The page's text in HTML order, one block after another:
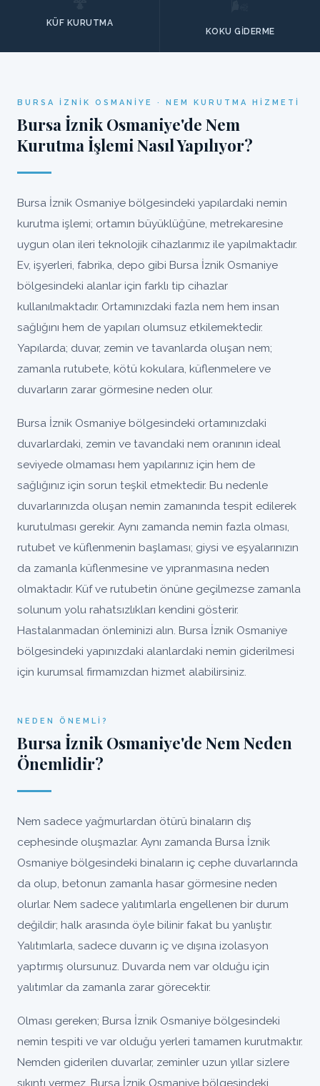
KÜF KURUTMA
KOKU GIDERME
BURSA İZNIK OSMANIYE · NEM KURUTMA HIZMETI
Bursa İznik Osmaniye'de Nem
Kurutma İşlemi Nasıl Yapılıyor?
Bursa İznik Osmaniye bölgesindeki yapılardaki nemin
kurutma işlemi; ortamın büyüklüğüne, metrekaresine
uygun olan ileri teknolojik cihazlarımız ile yapılmaktadır.
Ev, işyerleri, fabrika, depo gibi Bursa İznik Osmaniye
bölgesindeki alanlar için farklı tip cihazlar
kullanılmaktadır. Ortamınızdaki fazla nem hem insan
sağlığını hem de yapıları olumsuz etkilemektedir.
Yapılarda; duvar, zemin ve tavanlarda oluşan nem;
zamanla rutubete, kötü kokulara, küflenmelere ve
duvarların zarar görmesine neden olur.
Bursa İznik Osmaniye bölgesindeki ortamınızdaki
duvarlardaki, zemin ve tavandaki nem oranının ideal
seviyede olmaması hem yapılarınız için hem de
sağlığınız için sorun teşkil etmektedir. Bu nedenle
duvarlarınızda oluşan nemin zamanında tespit edilerek
kurutulması gerekir. Aynı zamanda nemin fazla olması,
rutubet ve küflenmenin başlaması; giysi ve eşyalarınızın
da zamanla küflenmesine ve yıpranmasına neden
olmaktadır. Küf ve rutubetin önüne geçilmezse zamanla
solunum yolu rahatsızlıkları kendini gösterir.
Hastalanmadan önleminizi alın. Bursa İznik Osmaniye
bölgesindeki yapınızdaki alanlardaki nemin giderilmesi
için kurumsal firmamızdan hizmet alabilirsiniz.
NEDEN ÖNEMLI?
Bursa İznik Osmaniye'de Nem Neden
Önemlidir?
Nem sadece yağmurlardan ötürü binaların dış
cephesinde oluşmazlar. Aynı zamanda Bursa İznik
Osmaniye bölgesindeki binaların iç cephe duvarlarında
da olup, betonun zamanla hasar görmesine neden
olurlar. Nem sadece yalıtımlarla engellenen bir durum
değildir; halk arasında öyle bilinir fakat bu yanlıştır.
Yalıtımlarla, sadece duvarın iç ve dışına izolasyon
yaptırmış olursunuz. Duvarda nem var olduğu için
yalıtımlar da zamanla zarar görecektir.
Olması gereken; Bursa İznik Osmaniye bölgesindeki
nemin tespiti ve var olduğu yerleri tamamen kurutmaktır.
Nemden giderilen duvarlar, zeminler uzun yıllar sizlere
sıkıntı vermez, Bursa İznik Osmaniye bölgesindeki